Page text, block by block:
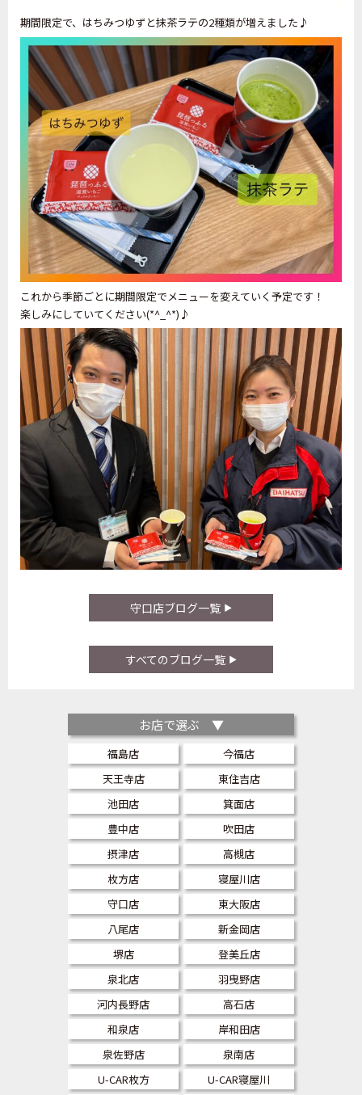
期間限定で、はちみつゆずと抹茶ラテの2種類が増えました♪
これから季節ごとに期間限定でメニューを変えていく予定です！
楽しみにしていてください(*^_^*)♪
守口店ブログ一覧
すべてのブログ一覧
お店で選ぶ ▼
福島店
今福店
天王寺店
東住吉店
池田店
箕面店
豊中店
吹田店
摂津店
高槻店
枚方店
寝屋川店
守口店
東大阪店
八尾店
新金岡店
堺店
登美丘店
泉北店
羽曳野店
河内長野店
高石店
和泉店
岸和田店
泉佐野店
泉南店
U-CAR枚方
U-CAR寝屋川